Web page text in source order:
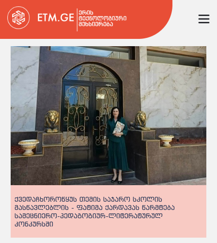
ქვედაჩხოროწყუს თემის საჯარო სკოლის
მასწავლებლის - ფატიმა ქარდავას წარმტება
სამეცნიერო-პედაგოგიურ-ლიტერატურულ
კონკურსში